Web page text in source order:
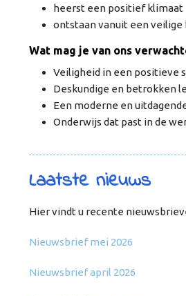
heerst een positief klimaat
ontstaan vanuit een
Wat mag je van ons
Veiligheid in een positieve
Deskundige en betrokken
Een moderne en
Onderwijs dat past in de
Laatste nieuws
Hier vindt u recente
Nieuwsbrief mei 2026
Nieuwsbrief april 2026